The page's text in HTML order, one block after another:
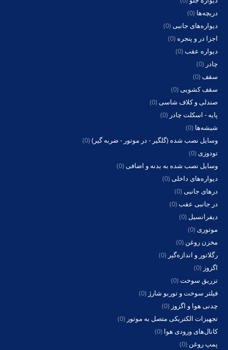
دریچه‌ها (0)
دیواره‌های جانبی(0)
اجزا در و پنجره (0)
دیواره عقب(0)
چادر (0)
سقف(0)
سقف کشویی(0)
صندلی و کلاف شاسی(0)
پایه - اسکلت چادر (0)
شیشه‌ها (0)
وسایل نصب شده (گلگیر - در موتور - ضربه گیر)(0)
تودوزی(0)
وسایل نصب شده به بدنه و اضافی(0)
دیواره‌های داخلی(0)
درهای جانبی(0)
در جانبی عقب(0)
دیفرانسیل (0)
موتوری(0)
مخزن روغن (0)
رگلاتور و اندازه‌گیر (0)
اگزوز (0)
تزریق سوخت(0)
فیلتر سوخت و توربو شارژ (0)
چدنی هوا و اگزوز (0)
تجهیزات الکتریکی متصل به موتور (0)
کانال‌های ورودی هوا (0)
پمپ روغن (0)